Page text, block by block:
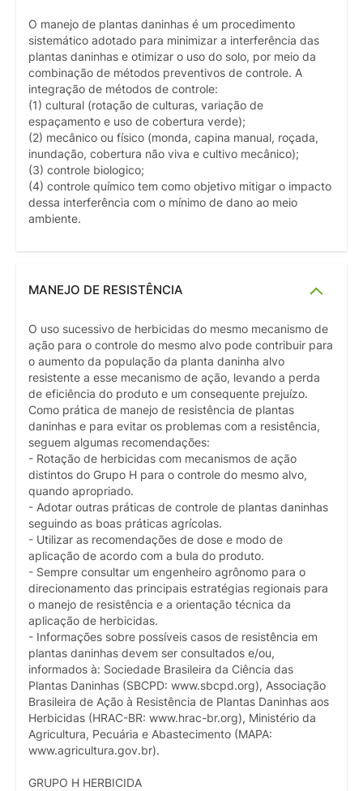
O manejo de plantas daninhas é um procedimento
sistemático adotado para minimizar a interferência das
plantas daninhas e otimizar o uso do solo, por meio da
combinação de métodos preventivos de controle. A
integração de métodos de controle:
(1) cultural (rotação de culturas, variação de
espaçamento e uso de cobertura verde);
(2) mecânico ou físico (monda, capina manual, roçada,
inundação, cobertura não viva e cultivo mecânico);
(3) controle biologico;
(4) controle químico tem como objetivo mitigar o impacto
dessa interferência com o mínimo de dano ao meio
ambiente.
MANEJO DE RESISTÊNCIA
O uso sucessivo de herbicidas do mesmo mecanismo de
ação para o controle do mesmo alvo pode contribuir para
o aumento da população da planta daninha alvo
resistente a esse mecanismo de ação, levando a perda
de eficiência do produto e um consequente prejuízo.
Como prática de manejo de resistência de plantas
daninhas e para evitar os problemas com a resistência,
seguem algumas recomendações:
- Rotação de herbicidas com mecanismos de ação
distintos do Grupo H para o controle do mesmo alvo,
quando apropriado.
- Adotar outras práticas de controle de plantas daninhas
seguindo as boas práticas agrícolas.
- Utilizar as recomendações de dose e modo de
aplicação de acordo com a bula do produto.
- Sempre consultar um engenheiro agrônomo para o
direcionamento das principais estratégias regionais para
o manejo de resistência e a orientação técnica da
aplicação de herbicidas.
- Informações sobre possíveis casos de resistência em
plantas daninhas devem ser consultados e/ou,
informados à: Sociedade Brasileira da Ciência das
Plantas Daninhas (SBCPD: www.sbcpd.org), Associação
Brasileira de Ação à Resistência de Plantas Daninhas aos
Herbicidas (HRAC-BR: www.hrac-br.org), Ministério da
Agricultura, Pecuária e Abastecimento (MAPA:
www.agricultura.gov.br).
GRUPO H HERBICIDA